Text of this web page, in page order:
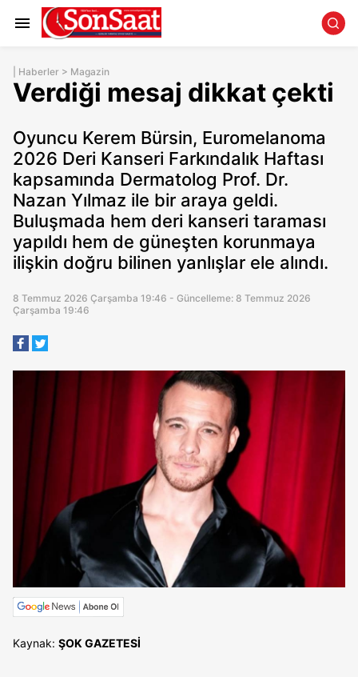
Haberler > Magazin
Verdiği mesaj dikkat çekti
Oyuncu Kerem Bürsin, Euromelanoma
2026 Deri Kanseri Farkındalık Haftası
kapsamında Dermatolog Prof. Dr.
Nazan Yılmaz ile bir araya geldi.
Buluşmada hem deri kanseri taraması
yapıldı hem de güneşten korunmaya
ilişkin doğru bilinen yanlışlar ele alındı.
8 Temmuz 2026 Çarşamba 19:46 - Güncelleme: 8 Temmuz 2026
Çarşamba 19:46
Kaynak: ŞOK GAZETESİ